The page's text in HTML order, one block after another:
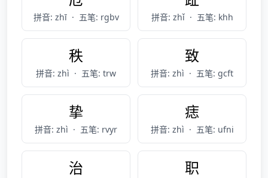
拼音: zhī · 五笔: rgbv 拼音: zhǐ · 五笔: khh
秩
拼音: zhì · 五笔: trw
致
拼音: zhì · 五笔: gcft
挚
拼音: zhì · 五笔: rvyr
痣
拼音: zhì · 五笔: ufni
治 职